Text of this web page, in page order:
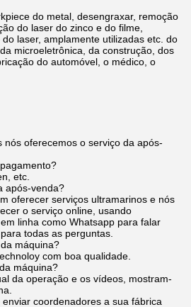
do metal, desengraxar, remoção
do laser do zinco e do filme,
laser, amplamente utilizadas etc. do
microeletrônica, da construção, dos
do automóvel, o médico, o
nós oferecemos o serviço da após-
etc.
após-venda?
oferecer serviços ultramarinos e nós
o serviço online, usando
linha como Whatsapp para falar
todas as perguntas.
máquina?
com boa qualidade.
máquina?
da operação e os vídeos, mostram-
coordenadores a sua fábrica